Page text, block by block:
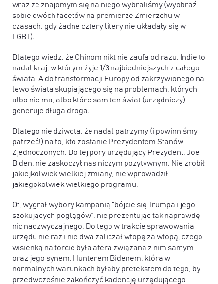
wraz ze znajomym się na niego wybraliśmy (wyobraź
sobie dwóch facetów na premierze Zmierzchu w
czasach, gdy żadne cztery litery nie układały się w
LGBT).
Dlatego wiedz, że Chinom nikt nie zaufa od razu. Indie to
nadal kraj, w którym żyje 1/3 najbiedniejszych z całego
świata. A do transformacji Europy od zakrzywionego na
lewo świata skupiającego się na problemach, których
albo nie ma, albo które sam ten świat (urzędniczy)
generuje długa droga.
Dlatego nie dziwota, że nadal patrzymy (i powinniśmy
patrzeć!) na to, kto zostanie Prezydentem Stanów
Zjednoczonych. Do tej pory urzędujący Prezydent, Joe
Biden, nie zaskoczył nas niczym pozytywnym. Nie zrobił
jakiejkolwiek wielkiej zmiany, nie wprowadził
jakiegokolwiek wielkiego programu.
Ot, wygrał wybory kampanią “bójcie się Trumpa i jego
szokujących poglągów”, nie prezentując tak naprawdę
nic nadzwyczajnego. Do tego w trakcie sprawowania
urzędu nie raz i nie dwa zaliczał wtopę za wtopą, czego
wisienką na torcie była afera związana z nim samym
oraz jego synem, Hunterem Bidenem, która w
normalnych warunkach byłaby pretekstem do tego, by
przedwcześnie zakończyć kadencję urzędującego